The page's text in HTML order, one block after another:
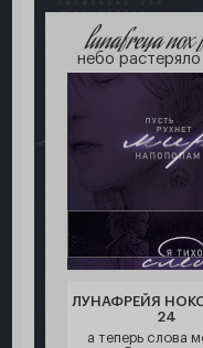
lunafreya nox
небо растеряло
ЛУНАФРЕЙЯ
24
а теперь слова